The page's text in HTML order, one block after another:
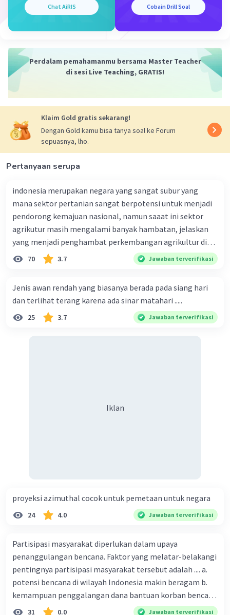
Oleh karena itu, jawaban yang tepat adalah a.
kondisi iklim panas dan curah hujan rendah
sesuai untuk rerumputan
Chat AiRIS Cobain Drill Soal
Perdalam pemahamanmu bersama Master Teacher
di sesi Live Teaching, GRATIS!
Klaim Gold gratis sekarang!
Dengan Gold kamu bisa tanya soal ke Forum
sepuasnya, lho.
Pertanyaan serupa
indonesia merupakan negara yang sangat subur yang
mana sektor pertanian sangat berpotensi untuk menjadi
pendorong kemajuan nasional, namun saaat ini sektor
agrikutur masih mengalami banyak hambatan, jelaskan
yang menjadi penghambat perkembangan agrikultur di
indonesia
70 3.7 Jawaban terverifikasi
Jenis awan rendah yang biasanya berada pada siang hari
dan terlihat terang karena ada sinar matahari .....
25 3.7 Jawaban terverifikasi
Iklan
proyeksi azimuthal cocok untuk pemetaan untuk negara
24 4.0 Jawaban terverifikasi
Partisipasi masyarakat diperlukan dalam upaya
penanggulangan bencana. Faktor yang melatar-belakangi
pentingnya partisipasi masyarakat tersebut adalah .... a.
potensi bencana di wilayah Indonesia makin beragam b.
kemampuan penggalangan dana bantuan korban bencana
makin tinggi c. pemahaman pendidikan kebencanaan
31 0.0 Jawaban terverifikasi